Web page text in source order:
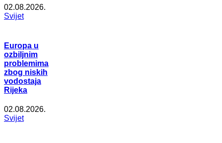
02.08.2026.
Svijet
Europa u
ozbiljnim
problemima
zbog niskih
vodostaja
Rijeka
02.08.2026.
Svijet